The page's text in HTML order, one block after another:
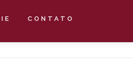
CONTATO